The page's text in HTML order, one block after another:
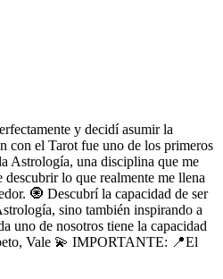
y decidí asumir la
con el Tarot fue uno de los primeros
Astrología, una disciplina que me
lo que realmente me llena
🧿 Descubrí la capacidad de ser
sino también inspirando a
uno de nosotros tiene la capacidad
Vale 💫 IMPORTANTE: 📍El